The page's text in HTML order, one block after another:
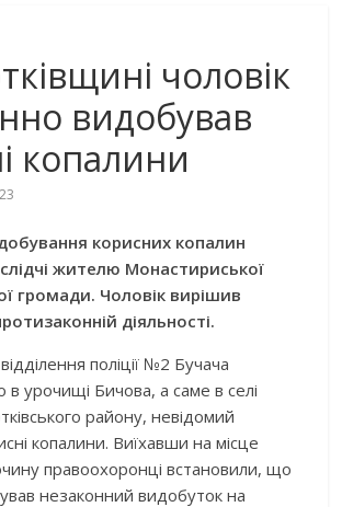
чоловік
видобував
копалини
корисних копалин
жителю Монастириської
громади. Чоловік вирішив
діяльності.
поліції №2 Бучача
урочищі Бичова, а саме в селі
району, невідомий
копалини. Виїхавши на місце
правоохоронці встановили, що
незаконний видобуток на